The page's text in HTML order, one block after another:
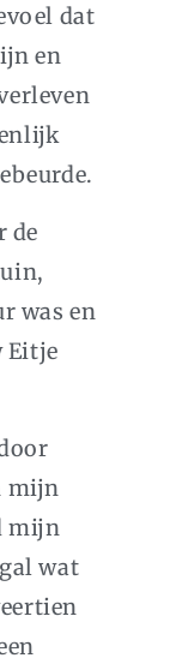
dat
en
de
was en
Eitje
mijn
mijn
wat